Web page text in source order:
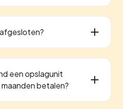
een opslagunit
betalen?